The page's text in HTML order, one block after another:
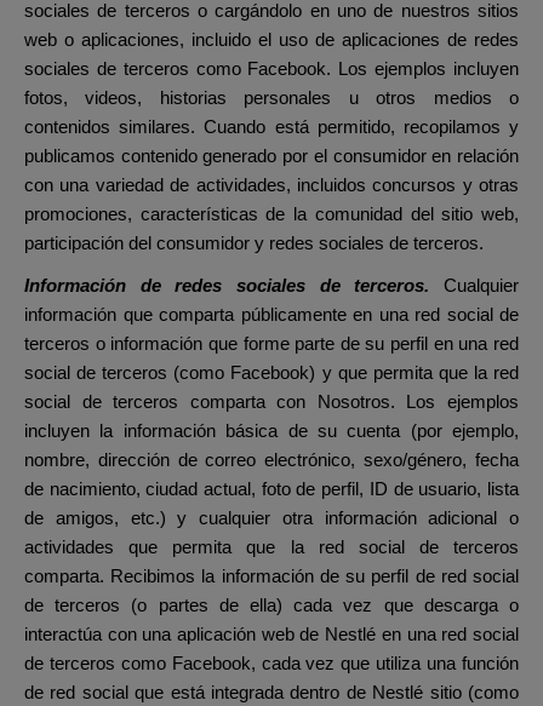
sociales de terceros o cargándolo en uno de nuestros sitios
web o aplicaciones, incluido el uso de aplicaciones de redes
sociales de terceros como Facebook. Los ejemplos incluyen
fotos, videos, historias personales u otros medios o
contenidos similares. Cuando está permitido, recopilamos y
publicamos contenido generado por el consumidor en relación
con una variedad de actividades, incluidos concursos y otras
promociones, características de la comunidad del sitio web,
participación del consumidor y redes sociales de terceros.
Información de redes sociales de terceros. Cualquier
información que comparta públicamente en una red social de
terceros o información que forme parte de su perfil en una red
social de terceros (como Facebook) y que permita que la red
social de terceros comparta con Nosotros. Los ejemplos
incluyen la información básica de su cuenta (por ejemplo,
nombre, dirección de correo electrónico, sexo/género, fecha
de nacimiento, ciudad actual, foto de perfil, ID de usuario, lista
de amigos, etc.) y cualquier otra información adicional o
actividades que permita que la red social de terceros
comparta. Recibimos la información de su perfil de red social
de terceros (o partes de ella) cada vez que descarga o
interactúa con una aplicación web de Nestlé en una red social
de terceros como Facebook, cada vez que utiliza una función
de red social que está integrada dentro de Nestlé sitio (como